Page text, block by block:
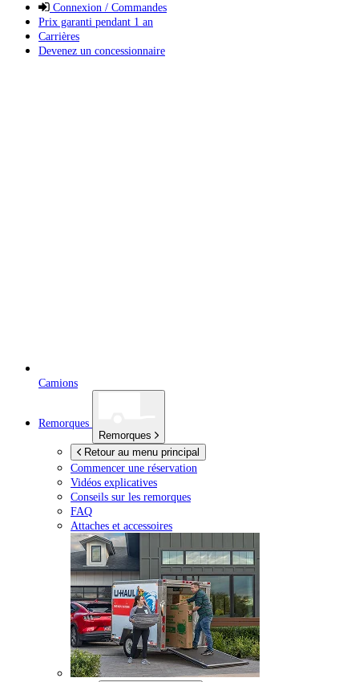
Connexion / Commandes
Prix garanti pendant 1 an
Carrières
Devenez un concessionnaire
Camions
Remorques
Remorques
Retour au menu principal
Commencer une réservation
Vidéos explicatives
Conseils sur les remorques
FAQ
Attaches et accessoires